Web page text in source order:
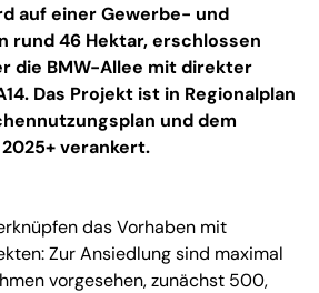
auf einer Gewerbe- und
rund 46 Hektar, erschlossen
die BMW-Allee mit direkter
Das Projekt ist in Regionalplan
und dem
verankert.
das Vorhaben mit
Zur Ansiedlung sind maximal
vorgesehen, zunächst 500,